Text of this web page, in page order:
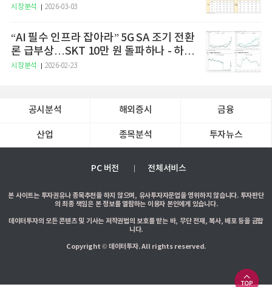
시장분석 2026-03-03
“AI 필수 인프라 잡아라” 5G SA 조기 전환
론 급부상…SKT 10만 원 돌파하나 - 하나
증권
시장분석 2026-02-23
공시분석 해외증시 금융
산업 종목분석 투자뉴스
PC 버전 전체서비스
본 사이트는 투자권유나 종목추천을 하지 않으며, 유사투자자문업을 영위하지 않습니다. 투자판단
의 최종 책임은 본 정보를 열람하는 이용자 본인에게 있습니다.
데이터투자의 모든 콘텐츠 및 기사는 저작권법의 보호를 받는 바, 무단 전재, 복사, 배포 등을 금합
니다.
Copyright © 데이터투자. All rights reserved.